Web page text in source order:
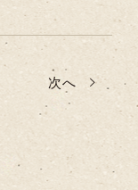
次へ